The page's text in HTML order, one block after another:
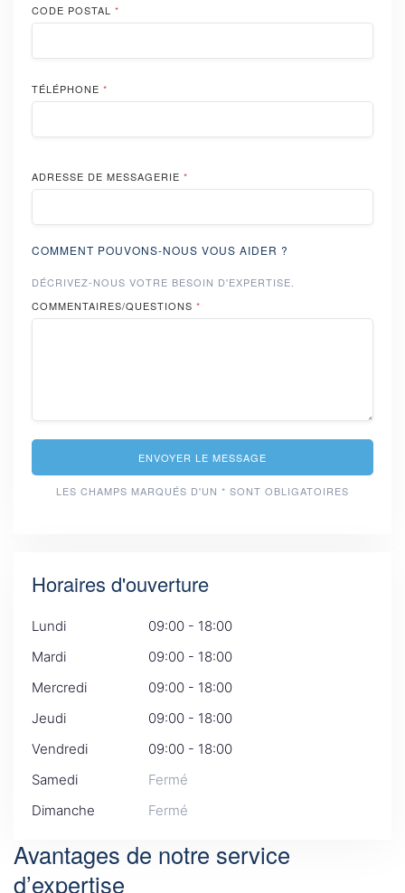
CODE POSTAL *
TÉLÉPHONE *
ADRESSE DE MESSAGERIE *
COMMENT POUVONS-NOUS VOUS AIDER ?
DÉCRIVEZ-NOUS VOTRE BESOIN D'EXPERTISE.
COMMENTAIRES/QUESTIONS *
ENVOYER LE MESSAGE
LES CHAMPS MARQUÉS D'UN * SONT OBLIGATOIRES
Horaires d'ouverture
Lundi
09:00 - 18:00
Mardi
09:00 - 18:00
Mercredi
09:00 - 18:00
Jeudi
09:00 - 18:00
Vendredi
09:00 - 18:00
Samedi
Fermé
Dimanche
Fermé
Avantages de notre service
d’expertise